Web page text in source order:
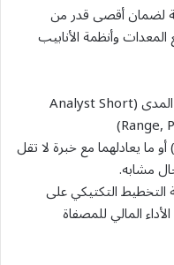
لضمان أقصى قدر من
المعدات وأنظمة الأنابيب
– محلل التخطيط وتطوير الأعمال قصير المدى (Analyst Short
Range,
ما يعادلهما مع خبرة لا تقل
التكتيكي على
المالي للمصفاة